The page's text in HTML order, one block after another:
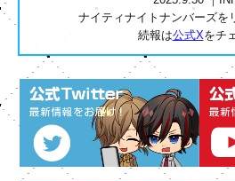
ナイティナイトナンバーズを
続報は公式Xをチ